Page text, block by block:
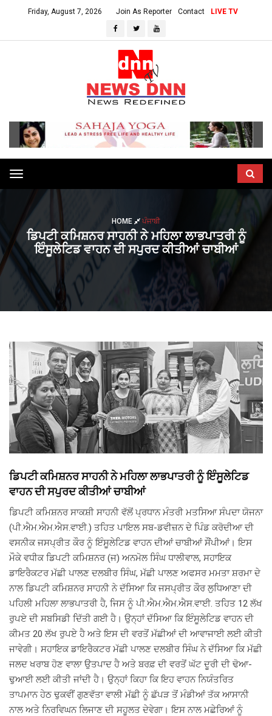
Friday, August 7, 2026 Join As Reporter Contact LIVE TV
Toggle
navigation
HOME ਪੰਜਾਬੀ
ਡਿਪਟੀ ਕਮਿਸ਼ਨਰ ਸਾਹਨੀ ਨੇ ਮਹਿਲਾ ਲਾਭਪਾਤਰੀ ਨੂੰ
ਇੰਸੂਲੇਟਿਡ ਵਾਹਨ ਦੀ ਸਪੁਰਦ ਕੀਤੀਆਂ ਚਾਬੀਆਂ
ਡਿਪਟੀ ਕਮਿਸ਼ਨਰ ਸਾਹਨੀ ਨੇ ਮਹਿਲਾ ਲਾਭਪਾਤਰੀ ਨੂੰ ਇੰਸੂਲੇਟਿਡ
ਵਾਹਨ ਦੀ ਸਪੁਰਦ ਕੀਤੀਆਂ ਚਾਬੀਆਂ
ਡਿਪਟੀ ਕਮਿਸ਼ਨਰ ਸਾਕਸ਼ੀ ਸਾਹਨੀ ਵੱਲੋਂ ਪ੍ਰਧਾਨ ਮੰਤਰੀ ਮਤਸਿਆ ਸੰਪਦਾ ਯੋਜਨਾ
(ਪੀ.ਐਮ.ਐਮ.ਐਸ.ਵਾਈ.) ਤਹਿਤ ਪਾਇਲ ਸਬ-ਡਵੀਜ਼ਨ ਦੇ ਪਿੰਡ ਕਰੋਦੀਆ ਦੀ
ਵਸਨੀਕ ਜਸਪ੍ਰੀਤ ਕੌਰ ਨੂੰ ਇੰਸੂਲੇਟਿਡ ਵਾਹਨ ਦੀਆਂ ਚਾਬੀਆਂ ਸੌਂਪੀਆਂ। ਇਸ
ਮੌਕੇ ਵਧੀਕ ਡਿਪਟੀ ਕਮਿਸ਼ਨਰ (ਜ) ਅਨਮੋਲ ਸਿੰਘ ਧਾਲੀਵਾਲ, ਸਹਾਇਕ
ਡਾਇਰੈਕਟਰ ਮੱਛੀ ਪਾਲਣ ਦਲਬੀਰ ਸਿੰਘ, ਮੱਛੀ ਪਾਲਣ ਅਫਸਰ ਮਮਤਾ ਸ਼ਰਮਾ ਦੇ
ਨਾਲ ਡਿਪਟੀ ਕਮਿਸ਼ਨਰ ਸਾਹਨੀ ਨੇ ਦੱਸਿਆ ਕਿ ਜਸਪ੍ਰੀਤ ਕੌਰ ਲੁਧਿਆਣਾ ਦੀ
ਪਹਿਲੀ ਮਹਿਲਾ ਲਾਭਪਾਤਰੀ ਹੈ, ਜਿਸ ਨੂੰ ਪੀ.ਐਮ.ਐਮ.ਐਸ.ਵਾਈ. ਤਹਿਤ 12 ਲੱਖ
ਰੁਪਏ ਦੀ ਸਬਸਿਡੀ ਦਿੱਤੀ ਗਈ ਹੈ। ਉਨ੍ਹਾਂ ਦੱਸਿਆ ਕਿ ਇੰਸੂਲੇਟਿਡ ਵਾਹਨ ਦੀ
ਕੀਮਤ 20 ਲੱਖ ਰੁਪਏ ਹੈ ਅਤੇ ਇਸ ਦੀ ਵਰਤੋਂ ਮੱਛੀਆਂ ਦੀ ਆਵਾਜਾਈ ਲਈ ਕੀਤੀ
ਜਾਵੇਗੀ। ਸਹਾਇਕ ਡਾਇਰੈਕਟਰ ਮੱਛੀ ਪਾਲਣ ਦਲਬੀਰ ਸਿੰਘ ਨੇ ਦੱਸਿਆ ਕਿ ਮੱਛੀ
ਜਲਦ ਖਰਾਬ ਹੋਣ ਵਾਲਾ ਉਤਪਾਦ ਹੈ ਅਤੇ ਬਰਫ਼ ਦੀ ਵਰਤੋਂ ਘੱਟ ਦੂਰੀ ਦੀ ਢੋਆ-
ਢੁਆਈ ਲਈ ਕੀਤੀ ਜਾਂਦੀ ਹੈ। ਉਨ੍ਹਾਂ ਕਿਹਾ ਕਿ ਇਹ ਵਾਹਨ ਨਿਯੰਤਰਿਤ
ਤਾਪਮਾਨ ਹੇਠ ਢੁਕਵੀਂ ਗੁਣਵੱਤਾ ਵਾਲੀ ਮੱਛੀ ਨੂੰ ਛੱਪੜ ਤੋਂ ਮੰਡੀਆਂ ਤੱਕ ਆਸਾਨੀ
ਨਾਲ ਅਤੇ ਨਿਰਵਿਘਨ ਲਿਜਾਣ ਦੀ ਸਹੂਲਤ ਦੇਵੇਗਾ। ਇਸ ਨਾਲ ਮਛੇਰਿਆਂ ਨੂੰ